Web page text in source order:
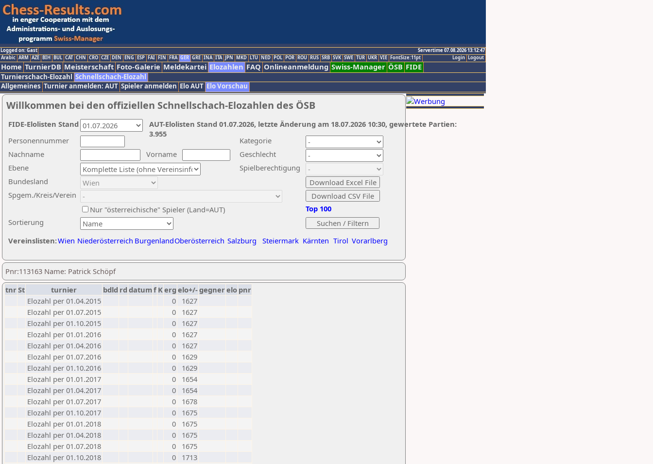
Logged on: Gast
Servertime 07.08.2026 13:12:47
Logout
Login
Arabic ARM AZE BIH BUL CAT CHN CRO CZE DEN ENG ESP FAI FIN FRA GER GRE INA ITA JPN MKD LTU NED POL POR ROU RUS SRB SVK SWE TUR UKR VIE FontSize:11pt
Home TurnierDB Meisterschaft Foto-Galerie Meldekartei Elozahlen FAQ Onlineanmeldung Swiss-Manager ÖSB FIDE
Turnierschach-Elozahl Schnellschach-Elozahl
Allgemeines Turnier anmelden: AUT Spieler anmelden Elo AUT Elo Vorschau
Willkommen bei den offiziellen Schnellschach-Elozahlen des ÖSB
Nachname
Vorname
Ebene
Kategorie
Sortierung
Personennummer
Bundesland
Spgem./Kreis/Verein
Geschlecht
Nur "österreichische" Spieler (Land=AUT)
Spielberechtigung
Vereinslisten:Wien Niederösterreich BurgenlandOberösterreich Salzburg Steiermark Kärnten Tirol Vorarlberg
Top 100
AUT-Elolisten Stand 01.07.2026, letzte Änderung am 18.07.2026 10:30, gewertete Partien:
3.955
FIDE-Elolisten Stand
Pnr:113163 Name: Patrick Schöpf
tnrSt turnier bdld rd datumf Kerg elo+/-gegnerelo pnr
Elozahl per 01.04.2015
0
1627
Elozahl per 01.07.2015
0
1627
Elozahl per 01.10.2015
0
1627
Elozahl per 01.01.2016
0
1627
Elozahl per 01.04.2016
0
1627
Elozahl per 01.07.2016
0
1629
Elozahl per 01.10.2016
0
1629
Elozahl per 01.01.2017
0
1654
Elozahl per 01.04.2017
0
1654
Elozahl per 01.07.2017
0
1678
Elozahl per 01.10.2017
0
1675
Elozahl per 01.01.2018
0
1675
Elozahl per 01.04.2018
0
1675
Elozahl per 01.07.2018
0
1675
Elozahl per 01.10.2018
0
1713